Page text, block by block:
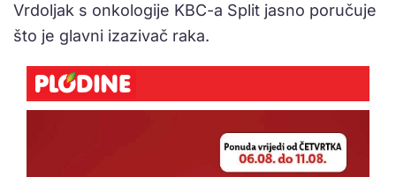
Vrdoljak s onkologije KBC-a Split jasno poručuje
što je glavni izazivač raka.